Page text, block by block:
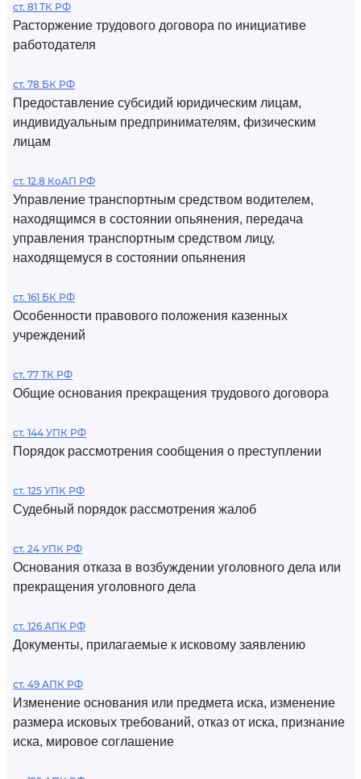
ст. 81 ТК РФ
Расторжение трудового договора по инициативе
работодателя
ст. 78 БК РФ
Предоставление субсидий юридическим лицам,
индивидуальным предпринимателям, физическим
лицам
ст. 12.8 КоАП РФ
Управление транспортным средством водителем,
находящимся в состоянии опьянения, передача
управления транспортным средством лицу,
находящемуся в состоянии опьянения
ст. 161 БК РФ
Особенности правового положения казенных
учреждений
ст. 77 ТК РФ
Общие основания прекращения трудового договора
ст. 144 УПК РФ
Порядок рассмотрения сообщения о преступлении
ст. 125 УПК РФ
Судебный порядок рассмотрения жалоб
ст. 24 УПК РФ
Основания отказа в возбуждении уголовного дела или
прекращения уголовного дела
ст. 126 АПК РФ
Документы, прилагаемые к исковому заявлению
ст. 49 АПК РФ
Изменение основания или предмета иска, изменение
размера исковых требований, отказ от иска, признание
иска, мировое соглашение